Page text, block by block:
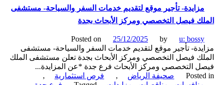
فيصل
التخصصي
ومركز
الأبحاث
فرع
جدة
تأجير
موقع
لبيع
المثلجات
القشدية
الأيس
كريم-
مستشفى
تأجير موقع لتقديم خدمات السفر والسياحة- مستشفى
فيصل التخصصي ومركز الأبحاث بجدة
Posted on 25/12/2025 by
u:
تأجير موقع لتقديم خدمات السفر والسياحة- مستشفى
فيصل التخصصي ومركز الأبحاث بجدة تعلن مستشفى الملك
التخصصي ومركز الأبحاث فرع جدة *عن المزايدة...
صحيفة الرياض , فرص استثمارية
,